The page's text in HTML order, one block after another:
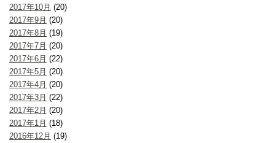
2017年10月 (20)
2017年9月 (20)
2017年8月 (19)
2017年7月 (20)
2017年6月 (22)
2017年5月 (20)
2017年4月 (20)
2017年3月 (22)
2017年2月 (20)
2017年1月 (18)
2016年12月 (19)